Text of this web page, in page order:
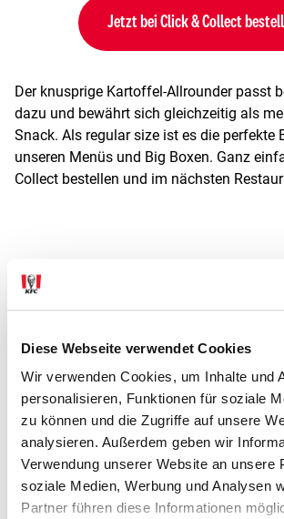
Diese Webseite verwendet Cookies
Wir verwenden Cookies, um Inhalte und
personalisieren, Funktionen für soziale
zu können und die Zugriffe auf unsere
analysieren. Außerdem geben wir
Verwendung unserer Website an unsere
soziale Medien, Werbung und Analysen
Partner führen diese Informationen
Jetzt bei Click & Collect
Der knusprige Kartoffel-Allrounder passt
dazu und bewährt sich gleichzeitig als
Snack. Als regular size ist es die perfekte
unseren Menüs und Big Boxen. Ganz
Collect bestellen und im nächsten
CRISPINESS
SCHÄRFE
WÜRZE